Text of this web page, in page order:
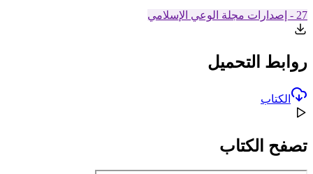
27 - إصدارات مجلة الوعي الإسلامي
روابط التحميل
الكتاب
تصفح الكتاب